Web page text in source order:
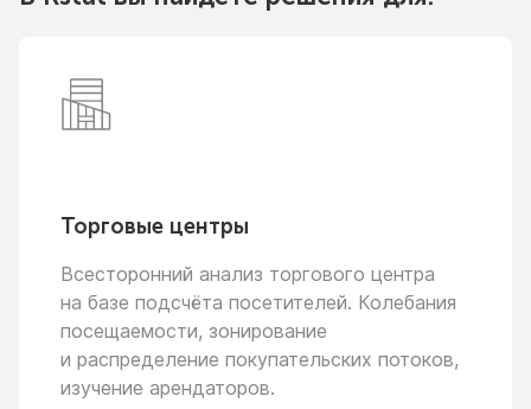
Торговые центры
Всесторонний анализ торгового центра
на базе подсчёта посетителей. Колебания
посещаемости, зонирование
и распределение покупательских потоков,
изучение арендаторов.